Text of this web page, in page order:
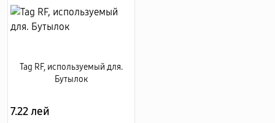
Tag RF, используемый для.
Бутылок
7.22 лей